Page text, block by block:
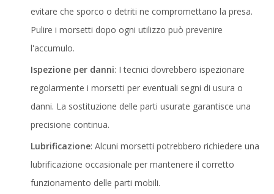
evitare che sporco o detriti ne compromettano la presa.
Pulire i morsetti dopo ogni utilizzo può prevenire
l'accumulo.
Ispezione per danni: I tecnici dovrebbero ispezionare
regolarmente i morsetti per eventuali segni di usura o
danni. La sostituzione delle parti usurate garantisce una
precisione continua.
Lubrificazione: Alcuni morsetti potrebbero richiedere una
lubrificazione occasionale per mantenere il corretto
funzionamento delle parti mobili.